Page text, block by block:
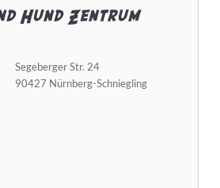
Hund Zentrum
Segeberger Str. 24
90427 Nürnberg-Schniegling